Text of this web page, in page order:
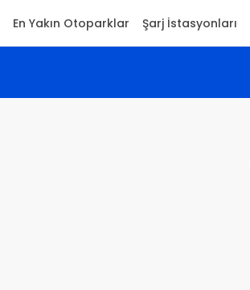
En Yakın Otoparklar Şarj İstasyonları